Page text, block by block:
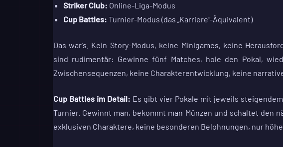
Striker Club: Online-Liga-Modus
Cup Battles: Turnier-Modus (das „Karriere“-Äquivalent)
Das war’s. Kein Story-Modus, keine Minigames, keine
sind rudimentär: Gewinne fünf Matches, hole den Pokal,
Zwischensequenzen, keine Charakterentwicklung, keine
Cup Battles im Detail: Es gibt vier Pokale mit jeweils
Turnier. Gewinnt man, bekommt man Münzen und schaltet den
exklusiven Charaktere, keine besonderen Belohnungen, nur